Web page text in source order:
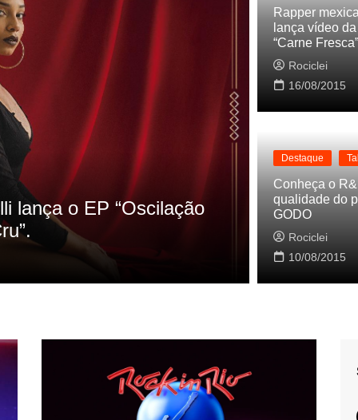
referencias do clipe de
Destaque
Cynthia
Baleiro
Rociclei
Rapper
lança vídeo
“Carne Fresca”
Rociclei
16/08/2015
Destaque
Conheça o
qualidade do
GODO
Rociclei
10/08/2015